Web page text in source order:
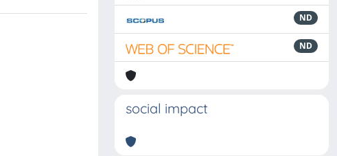
ND
ND
social impact